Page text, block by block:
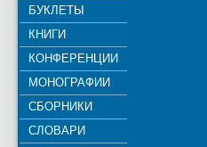
БУКЛЕТЫ
КНИГИ
КОНФЕРЕНЦИИ
МОНОГРАФИИ
СБОРНИКИ
СЛОВАРИ